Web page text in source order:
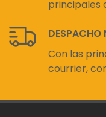
principales
DESPACHO
Con las
courrier,